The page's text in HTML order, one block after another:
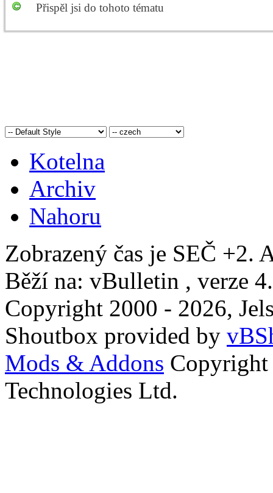
Přispěl jsi do tohoto tématu
Kotelna
Archiv
Nahoru
Zobrazený čas je SEČ +2.
Běží na: vBulletin , verze
Copyright 2000 - 2026,
Shoutbox provided by
Mods & Addons
Technologies Ltd.